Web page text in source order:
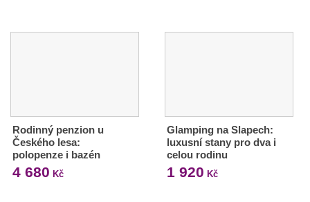
Rodinný penzion u
Českého lesa:
polopenze i bazén
4 680 Kč
Glamping na Slapech:
luxusní stany pro dva i
celou rodinu
1 920 Kč